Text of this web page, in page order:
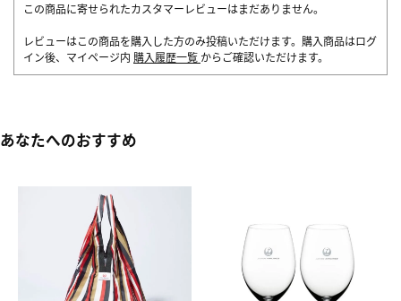
この商品に寄せられたカスタマーレビューはまだありません。
レビューはこの商品を購入した方のみ投稿いただけます。購入商品はログ
イン後、マイページ内 購入履歴一覧 からご確認いただけます。
あなたへのおすすめ